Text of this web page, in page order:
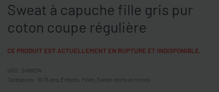
Sweat à capuche fille gris pur
coton coupe régulière
CE PRODUIT EST ACTUELLEMENT EN RUPTURE ET INDISPONIBLE.
2468074
Catégories :
10-15 ans Enfants Filles Sweat-shirts et tricots